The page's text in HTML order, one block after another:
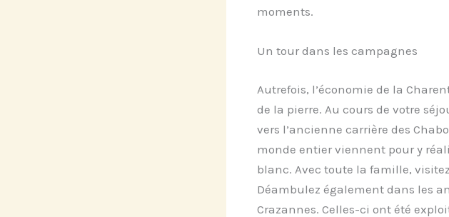
moments.
Un tour dans les campagnes
Autrefois, l’économie de la
de la pierre. Au cours de votre
vers l’ancienne carrière des
monde entier viennent pour y
blanc. Avec toute la famille,
Déambulez également dans les
Crazannes. Celles-ci ont été